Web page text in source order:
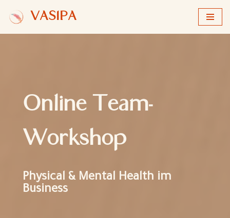
VASIPA
Online Team-
Workshop
Physical & Mental Health im
Business